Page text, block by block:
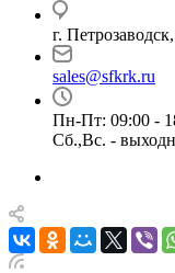
г.
sales@sfkrk.ru
Пн-Пт: 09:00 -
Сб.,Вс. -